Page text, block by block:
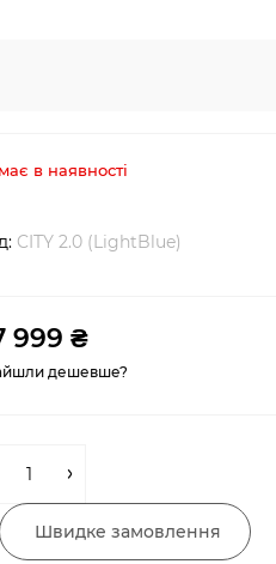
в наявності
CITY 2.0 (LightBlue)
999 ₴
дешевше?
Швидке замовлення